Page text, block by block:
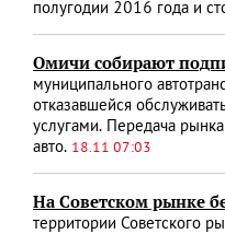
полугодии 2016 года и
Омичи собирают
муниципального
отказавшейся
услугами. Передача
авто. 18.11 07:03
На Советском рынке
территории Советского